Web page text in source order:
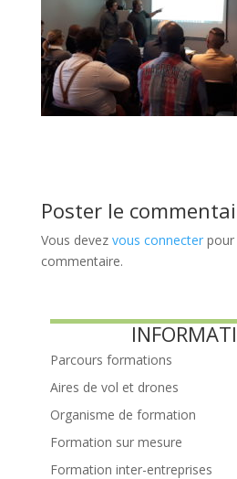
Poster le
Vous devez vous connecterpour
commentaire.
Parcours formations
Aires de vol et drones
Organisme de formation
Formation sur mesure
Formation inter-entreprises